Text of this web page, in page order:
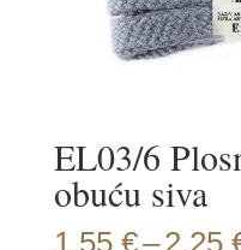
EL03/6
obuću siva
1.55 €–2.25